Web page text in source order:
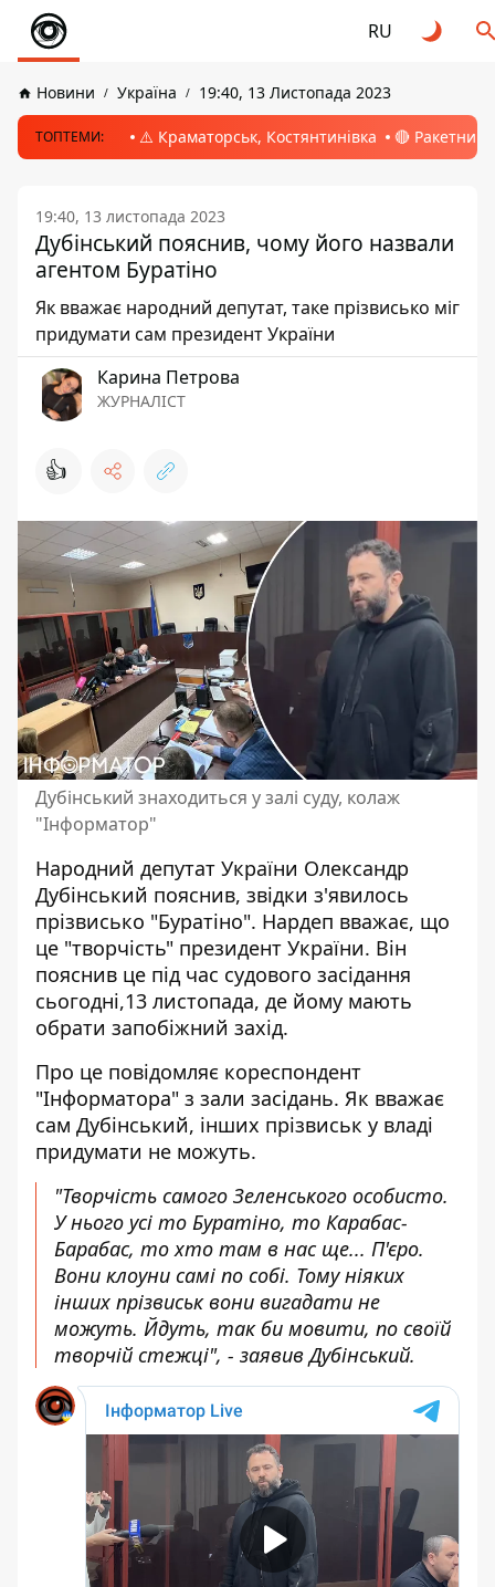
RU
Новини Україна 19:40, 13 Листопада 2023
ТОПТЕМИ: ⚠️ Краматорськ, Костянтинівка 🔴 Ракетний
19:40, 13 листопада 2023
Дубінський пояснив, чому його назвали
агентом Буратіно
Як вважає народний депутат, таке прізвисько міг
придумати сам президент України
Карина Петрова
ЖУРНАЛІСТ
👍
Дубінський знаходиться у залі суду, колаж
"Інформатор"
Народний депутат України Олександр
Дубінський пояснив, звідки з'явилось
прізвисько "Буратіно". Нардеп вважає, що
це "творчість" президент України. Він
пояснив це під час судового засідання
сьогодні,13 листопада, де йому мають
обрати запобіжний захід.
Про це повідомляє кореспондент
"Інформатора" з зали засідань. Як вважає
сам Дубінський, інших прізвиськ у владі
придумати не можуть.
"Творчість самого Зеленського особисто.
У нього усі то Буратіно, то Карабас-
Барабас, то хто там в нас ще... П'єро.
Вони клоуни самі по собі. Тому ніяких
інших прізвиськ вони вигадати не
можуть. Йдуть, так би мовити, по своїй
творчій стежці", - заявив Дубінський.